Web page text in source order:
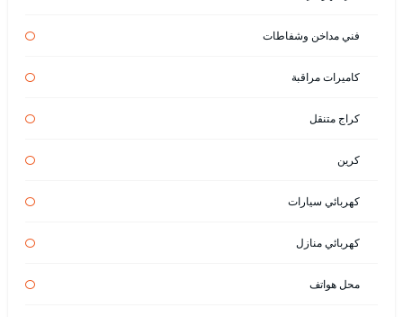
فني مداخن وشفاطات
كاميرات مراقبة
كراج متنقل
كرين
كهربائي سيارات
كهربائي منازل
محل هواتف